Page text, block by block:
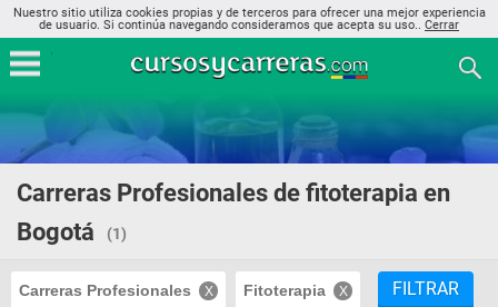
Nuestro sitio utiliza cookies propias y de terceros para ofrecer una mejor experiencia
de usuario. Si continúa navegando consideramos que acepta su uso.. Cerrar
Carreras Profesionales de fitoterapia en
Bogotá
(1)
Carreras Profesionales Fitoterapia FILTRAR